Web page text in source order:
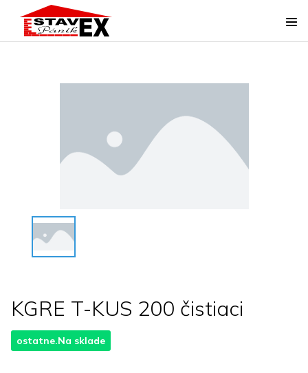
KGRE T-KUS 200 čistiaci
ostatne.Na sklade